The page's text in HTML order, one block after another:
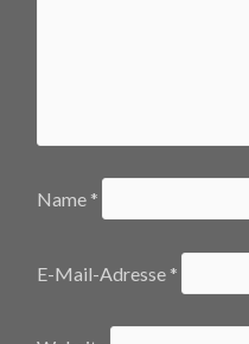
Name *
E-Mail-Adresse *